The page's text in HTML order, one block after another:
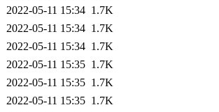
2022-05-11 15:34 1.7K
2022-05-11 15:34 1.7K
2022-05-11 15:34 1.7K
2022-05-11 15:35 1.7K
2022-05-11 15:35 1.7K
2022-05-11 15:35 1.7K